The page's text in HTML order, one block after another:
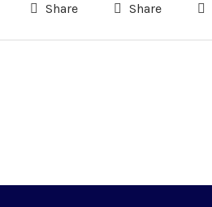
Share Share